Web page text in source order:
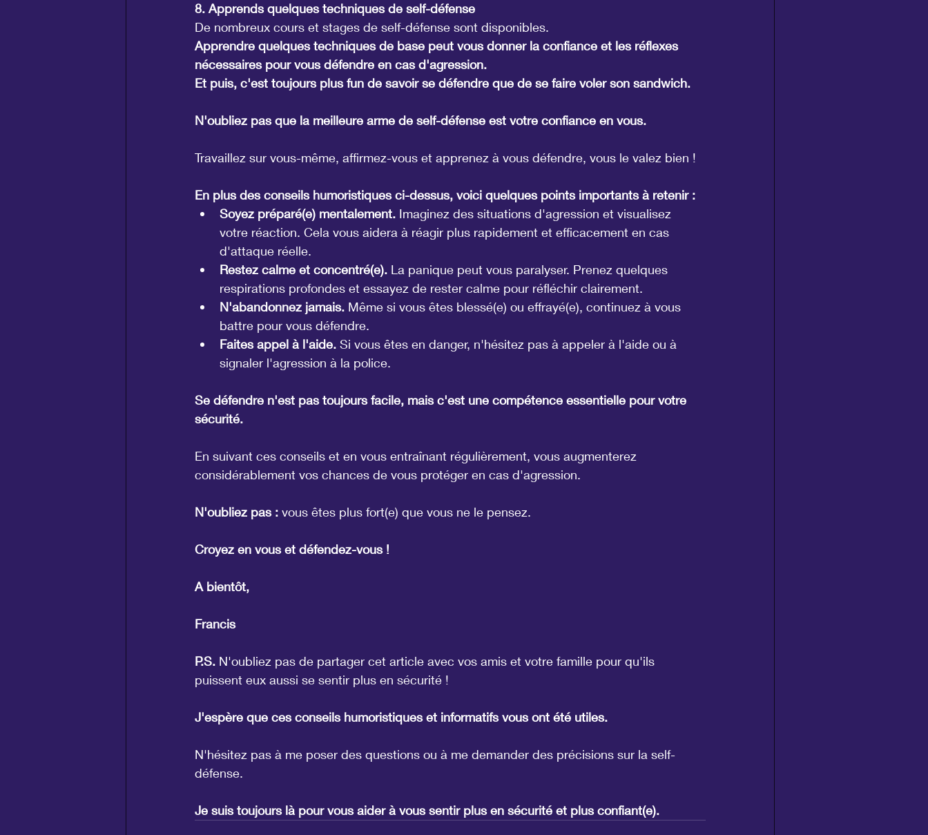
8. Apprends quelques techniques de self-défense
De nombreux cours et stages de self-défense sont disponibles.
Apprendre quelques techniques de base peut vous donner la confiance et les réflexes
nécessaires pour vous défendre en cas d'agression.
Et puis, c'est toujours plus fun de savoir se défendre que de se faire voler son sandwich.
N'oubliez pas que la meilleure arme de self-défense est votre confiance en vous.
Travaillez sur vous-même, affirmez-vous et apprenez à vous défendre, vous le valez bien !
En plus des conseils humoristiques ci-dessus, voici quelques points importants à retenir :
Soyez préparé(e) mentalement. Imaginez des situations d'agression et visualisez
votre réaction. Cela vous aidera à réagir plus rapidement et efficacement en cas
d'attaque réelle.
Restez calme et concentré(e). La panique peut vous paralyser. Prenez quelques
respirations profondes et essayez de rester calme pour réfléchir clairement.
N'abandonnez jamais. Même si vous êtes blessé(e) ou effrayé(e), continuez à vous
battre pour vous défendre.
Faites appel à l'aide. Si vous êtes en danger, n'hésitez pas à appeler à l'aide ou à
signaler l'agression à la police.
Se défendre n'est pas toujours facile, mais c'est une compétence essentielle pour votre
sécurité.
En suivant ces conseils et en vous entraînant régulièrement, vous augmenterez
considérablement vos chances de vous protéger en cas d'agression.
N'oubliez pas : vous êtes plus fort(e) que vous ne le pensez.
Croyez en vous et défendez-vous !
A bientôt,
Francis
P.S. N'oubliez pas de partager cet article avec vos amis et votre famille pour qu'ils
puissent eux aussi se sentir plus en sécurité !
J'espère que ces conseils humoristiques et informatifs vous ont été utiles.
N'hésitez pas à me poser des questions ou à me demander des précisions sur la self-
défense.
Je suis toujours là pour vous aider à vous sentir plus en sécurité et plus confiant(e).